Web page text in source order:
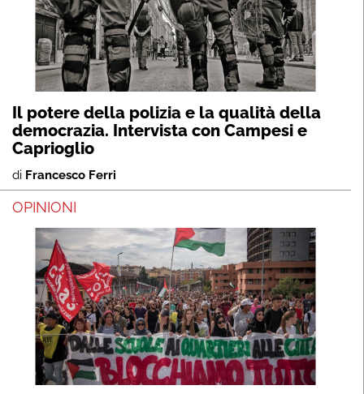
Il potere della polizia e la qualità della
democrazia. Intervista con Campesi e
Caprioglio
di Francesco Ferri
OPINIONI